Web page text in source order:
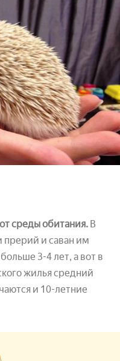
среды обитания. В
прерий и саван им
3-4 лет, а вот в
жилья средний
и 10-летние